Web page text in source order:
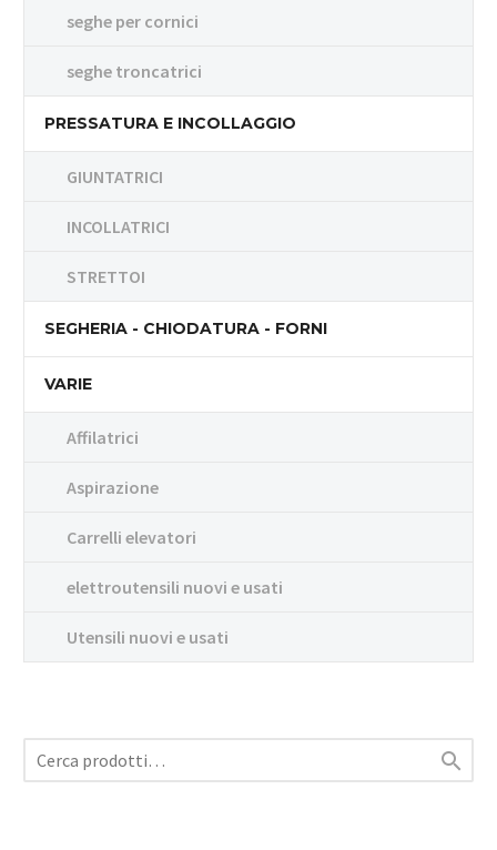
seghe per cornici
seghe troncatrici
PRESSATURA E INCOLLAGGIO
GIUNTATRICI
INCOLLATRICI
STRETTOI
SEGHERIA - CHIODATURA - FORNI
VARIE
Affilatrici
Aspirazione
Carrelli elevatori
elettroutensili nuovi e usati
Utensili nuovi e usati
